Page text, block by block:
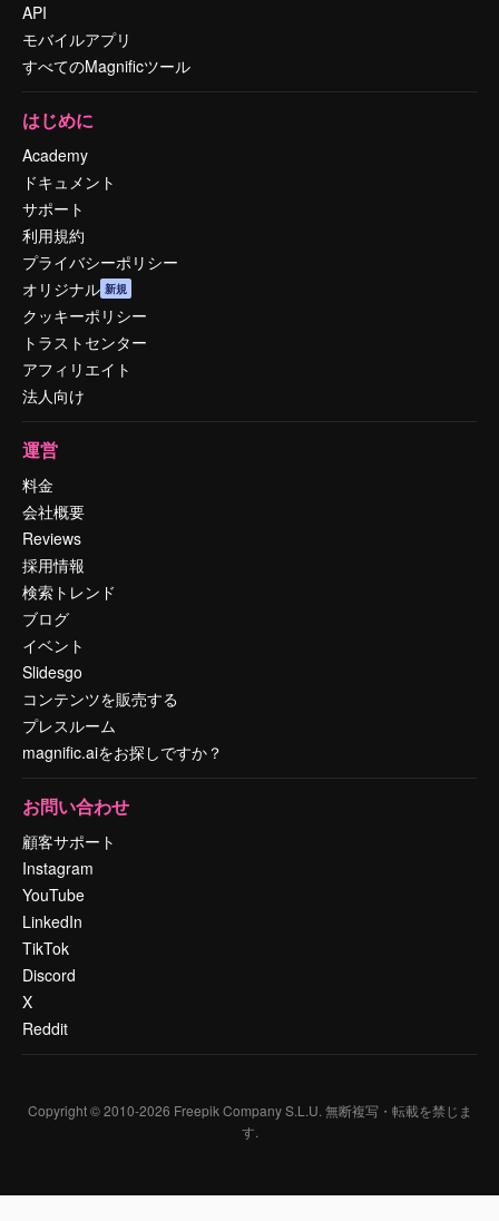
API
モバイルアプリ
すべてのMagnificツール
はじめに
Academy
ドキュメント
サポート
利用規約
プライバシーポリシー
オリジナル 新規
クッキーポリシー
トラストセンター
アフィリエイト
法人向け
運営
料金
会社概要
Reviews
採用情報
検索トレンド
ブログ
イベント
Slidesgo
コンテンツを販売する
プレスルーム
magnific.aiをお探しですか？
お問い合わせ
顧客サポート
Instagram
YouTube
LinkedIn
TikTok
Discord
X
Reddit
Copyright © 2010-2026 Freepik Company S.L.U. 無断複写・転載を禁じま
す.